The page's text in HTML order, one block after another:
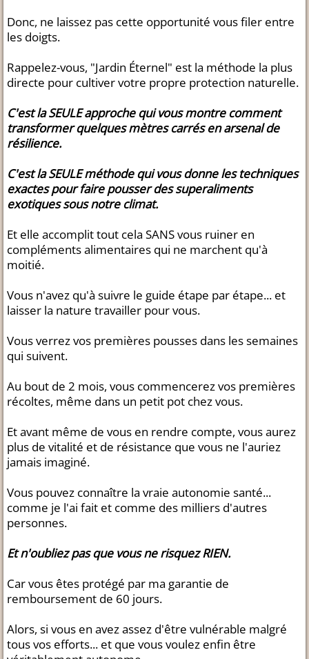
Donc, ne laissez pas cette opportunité vous filer entre
les doigts.
Rappelez-vous, "Jardin Éternel" est la méthode la plus
directe pour cultiver votre propre protection naturelle.
C'est la SEULE approche qui vous montre comment
transformer quelques mètres carrés en arsenal de
résilience.
C'est la SEULE méthode qui vous donne les techniques
exactes pour faire pousser des superaliments
exotiques sous notre climat.
Et elle accomplit tout cela SANS vous ruiner en
compléments alimentaires qui ne marchent qu'à
moitié.
Vous n'avez qu'à suivre le guide étape par étape... et
laisser la nature travailler pour vous.
Vous verrez vos premières pousses dans les semaines
qui suivent.
Au bout de 2 mois, vous commencerez vos premières
récoltes, même dans un petit pot chez vous.
Et avant même de vous en rendre compte, vous aurez
plus de vitalité et de résistance que vous ne l'auriez
jamais imaginé.
Vous pouvez connaître la vraie autonomie santé...
comme je l'ai fait et comme des milliers d'autres
personnes.
Et n'oubliez pas que vous ne risquez RIEN.
Car vous êtes protégé par ma garantie de
remboursement de 60 jours.
Alors, si vous en avez assez d'être vulnérable malgré
tous vos efforts... et que vous voulez enfin être